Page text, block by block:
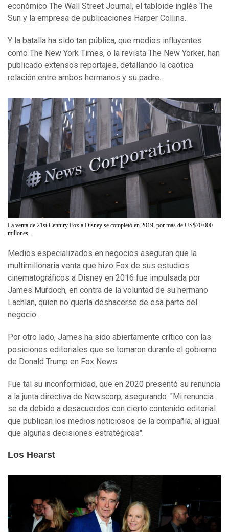
económico The Wall Street Journal, el tabloide inglés The
Sun y la empresa de publicaciones Harper Collins.
Y la batalla ha sido tan pública, que medios influyentes
como The New York Times, o la revista The New Yorker, han
publicado extensos reportajes, detallando la caótica
relación entre ambos hermanos y su padre.
La venta de 21st Century Fox a Disney se completó en 2019, por más de US$70.000
millones.
Medios especializados en negocios aseguran que la
multimillonaria venta que hizo Fox de sus estudios
cinematográficos a Disney en 2016 fue impulsada por
James Murdoch, en contra de la voluntad de su hermano
Lachlan, quien no quería deshacerse de esa parte del
negocio.
Por otro lado, James ha sido abiertamente crítico con las
posiciones editoriales que se tomaron durante el gobierno
de Donald Trump en Fox News.
Fue tal su inconformidad, que en 2020 presentó su renuncia
a la junta directiva de Newscorp, asegurando: "Mi renuncia
se da debido a desacuerdos con cierto contenido editorial
que publican los medios noticiosos de la compañía, al igual
que algunas decisiones estratégicas".
Los Hearst